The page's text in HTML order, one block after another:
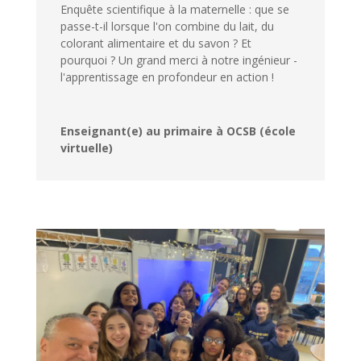
Enquête scientifique à la maternelle : que se
passe-t-il lorsque l'on combine du lait, du
colorant alimentaire et du savon ? Et
pourquoi ? Un grand merci à notre ingénieur -
l'apprentissage en profondeur en action !
Enseignant(e) au primaire à OCSB (école
virtuelle)